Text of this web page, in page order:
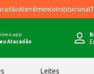
AtendimentoInstitucional
o app
Atacadão
Leites